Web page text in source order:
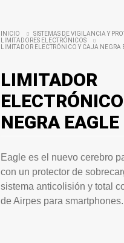
INICIO
SISTEMAS DE VIGILANCIA Y
LIMITADORES ELECTRÓNICOS
LIMITADOR ELECTRÓNICO Y CAJA NEGRA
LIMITADOR
NEGRA EAGLE
Eagle es el nuevo cerebro
con un protector de
sistema anticolisión y total
de Airpes para smartphones.